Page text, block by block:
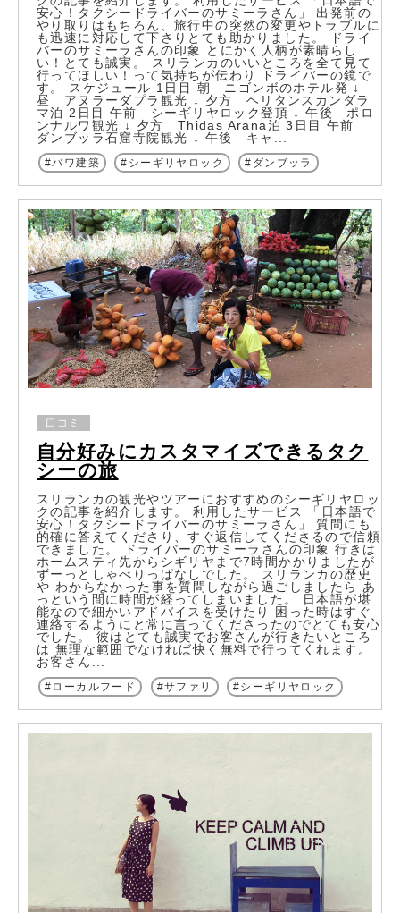
安心！タクシードライバーのサミーラさん」 出発前の
やり取りはもちろん、旅行中の突然の変更やトラブルに
も迅速に対応して下さりとても助かりました。 ドライ
バーのサミーラさんの印象 とにかく人柄が素晴らし
い！とても誠実。 スリランカのいいところを全て見て
行ってほしい！って気持ちが伝わり ドライバーの鏡で
す。 スケジュール 1日目 朝 ニゴンボのホテル発 ↓
昼 アヌラーダプラ観光 ↓ 夕方 ヘリタンスカンダラ
マ泊 2日目 午前 シーギリヤロック登頂 ↓ 午後 ポロ
ンナルワ観光 ↓ 夕方 Thidas Arana泊 3日目 午前
ダンブッラ石窟寺院観光 ↓ 午後 キャ...
バワ建築 シーギリヤロック ダンブッラ
自分好みにカスタマイズできるタク
シーの旅
口コミ
スリランカの観光やツアーにおすすめのシーギリヤロッ
クの記事を紹介します。 利用したサービス 「日本語で
安心！タクシードライバーのサミーラさん」 質問にも
的確に答えてくださり、すぐ返信してくださるので信頼
できました。 ドライバーのサミーラさんの印象 行きは
ホームスティ先からシギリヤまで7時間かかりましたが
ずーっとしゃべりっぱなしでした。 スリランカの歴史
や わからなかった事を質問しながら過ごしましたら あ
っという間に時間が経ってしまいました。 日本語が堪
能なので細かいアドバイスを受けたり 困った時はすぐ
連絡するようにと常に言ってくださったのでとても安心
でした。 彼はとても誠実でお客さんが行きたいところ
は 無理な範囲でなければ快く無料で行ってくれます。
お客さん...
ローカルフード サファリ シーギリヤロック